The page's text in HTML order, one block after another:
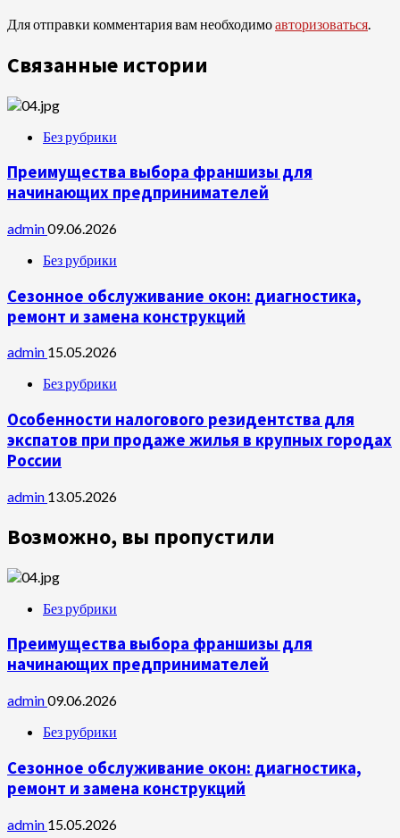
Для отправки комментария вам необходимоавторизоваться
Связанные истории
Без рубрики
Преимущества выбора франшизы для
начинающих предпринимателей
admin09.06.2026
Без рубрики
Сезонное обслуживание окон: диагностика,
ремонт и замена конструкций
admin 15.05.2026
Без рубрики
Особенности налогового резидентства для
экспатов при продаже жилья в крупных городах
России
admin 13.05.2026
Возможно, вы пропустили
Без рубрики
Преимущества выбора франшизы для
начинающих предпринимателей
admin09.06.2026
Без рубрики
Сезонное обслуживание окон: диагностика,
ремонт и замена конструкций
admin 15.05.2026